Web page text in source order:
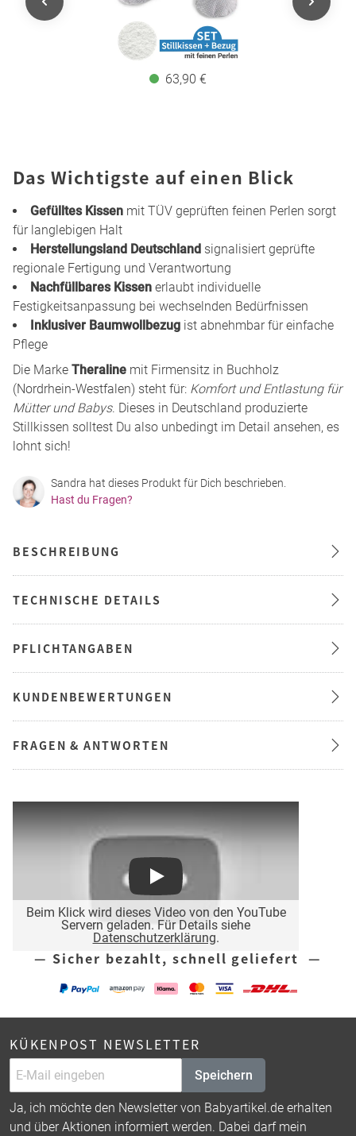
63,90 €
Das Wichtigste auf einen Blick
Gefülltes Kissen mit TÜV geprüften feinen Perlen sorgt
für langlebigen Halt
Herstellungsland Deutschland signalisiert geprüfte
regionale Fertigung und Verantwortung
Nachfüllbares Kissen erlaubt individuelle
Festigkeitsanpassung bei wechselnden Bedürfnissen
Inklusiver Baumwollbezug ist abnehmbar für einfache
Pflege
Die Marke Theraline mit Firmensitz in Buchholz
(Nordrhein-Westfalen) steht für: Komfort und Entlastung für
Mütter und Babys. Dieses in Deutschland produzierte
Stillkissen solltest Du also unbedingt im Detail ansehen, es
lohnt sich!
Sandra hat dieses Produkt für Dich beschrieben.
Hast du Fragen?
BESCHREIBUNG
TECHNISCHE DETAILS
PFLICHTANGABEN
KUNDENBEWERTUNGEN
FRAGEN & ANTWORTEN
Beim Klick wird dieses Video von den YouTube
Servern geladen. Für Details siehe
Datenschutzerklärung.
Play
— Sicher bezahlt, schnell geliefert —
KÜKENPOST NEWSLETTER
Speichern
Ja, ich möchte den Newsletter von Babyartikel.de erhalten
und über Aktionen informiert werden. Dabei darf mein